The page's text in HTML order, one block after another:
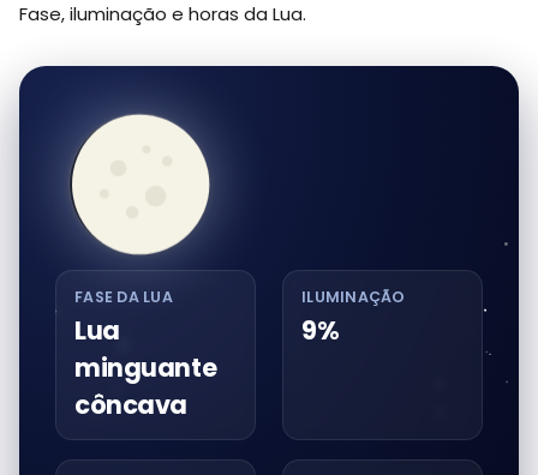
Fase, iluminação e horas da Lua.
FASE DA LUA
Lua
minguante
côncava
ILUMINAÇÃO
9%